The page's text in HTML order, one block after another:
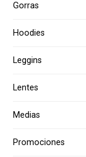
Gorras
Hoodies
Leggins
Lentes
Medias
Promociones